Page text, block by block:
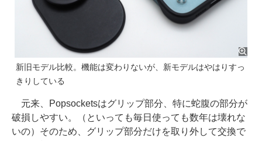
新旧モデル比較。機能は変わりないが、新モデルはやはりすっ
きりしている
元来、Popsocketsはグリップ部分、特に蛇腹の部分が
破損しやすい。（といっても毎日使っても数年は壊れな
いの）そのため、グリップ部分だけを取り外して交換で